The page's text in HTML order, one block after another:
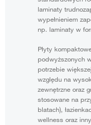
laminaty
wypełnieniem
np. laminaty w
Płyty
podwyższonych
potrzebie
względu na
zewnętrzne oraz
stosowane na
blatach),
wellness oraz